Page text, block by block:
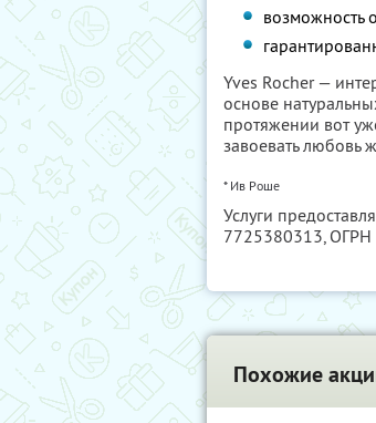
возможность
Yves Rocher —
основе
протяжении вот
завоевать любовь
* Ив Роше
Услуги
7725380313,
Похожие